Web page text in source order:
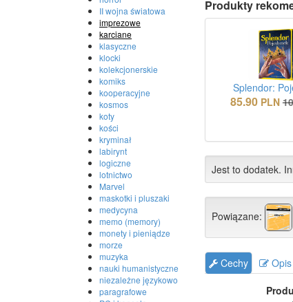
II wojna światowa
imprezowe
karciane
klasyczne
klocki
kolekcjonerskie
komiks
kooperacyjne
kosmos
koty
kości
kryminał
labirynt
logiczne
lotnictwo
Marvel
maskotki i pluszaki
medycyna
memo (memory)
monety i pieniądze
morze
muzyka
nauki humanistyczne
niezależne językowo
paragrafowe
Produkty
Splendor:
85.90 PLN
Jest to dodatek.
Powiązane:
Cechy Opis